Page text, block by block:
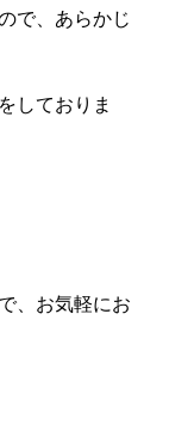
で、あらかじ
しておりま
、お気軽にお